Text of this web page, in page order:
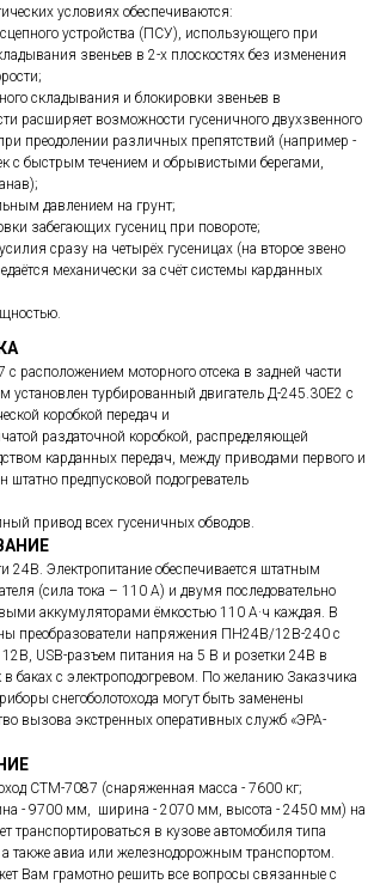
условиях обеспечиваются:
устройства (ПСУ), использующего при
звеньев в 2-х плоскостях без изменения
складывания и блокировки звеньев в
расширяет возможности гусеничного двухзвенного
преодолении различных препятствий (например -
с быстрым течением и обрывистыми берегами,
давлением на грунт;
забегающих гусениц при повороте;
сразу на четырёх гусеницах (на второе звено
механически за счёт системы карданных
расположением моторного отсека в задней части
установлен турбированный двигатель Д-245.30Е2 с
коробкой передач и
раздаточной коробкой, распределяющей
карданных передач, между приводами первого и
штатно предпусковой подогреватель
привод всех гусеничных обводов.
24В. Электропитание обеспечивается штатным
(сила тока – 110 А) и двумя последовательно
аккумуляторами ёмкостью 110 А·ч каждая. В
преобразователи напряжения ПН24В/12В-240 с
USВ-разъем питания на 5 В и розетки 24В в
в баках с электроподогревом. По желанию Заказчика
снегоболотохода могут быть заменены
вызова экстренных оперативных служб «ЭРА-
СТМ-7087 (снаряженная масса - 7600 кг;
- 9700 мм, ширина - 2070 мм, высота - 2450 мм) на
транспортироваться в кузове автомобиля типа
также авиа или железнодорожным транспортом.
Вам грамотно решить все вопросы связанные с